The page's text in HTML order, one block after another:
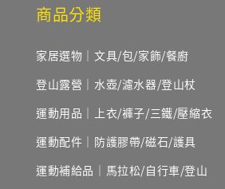
商品分類
家居選物｜文具/包/家飾/餐廚
登山露營｜水壺/濾水器/登山杖
運動用品｜上衣/褲子/三鐵/壓縮衣
運動配件｜防護膠帶/磁石/護具
運動補給品｜馬拉松/自行車/登山